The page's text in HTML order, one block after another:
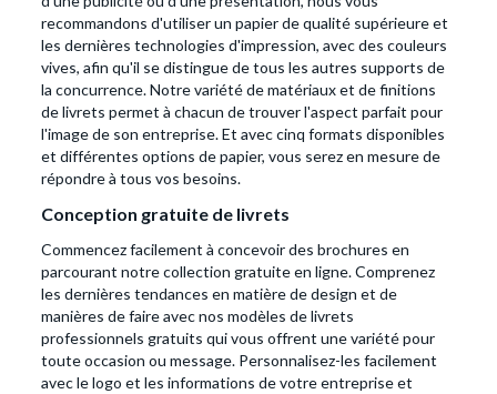
recommandons d'utiliser un papier de qualité supérieure et
les dernières technologies d'impression, avec des couleurs
vives, afin qu'il se distingue de tous les autres supports de
la concurrence. Notre variété de matériaux et de finitions
de livrets permet à chacun de trouver l'aspect parfait pour
l'image de son entreprise. Et avec cinq formats disponibles
et différentes options de papier, vous serez en mesure de
répondre à tous vos besoins.
Conception gratuite de livrets
Commencez facilement à concevoir des brochures en
parcourant notre collection gratuite en ligne. Comprenez
les dernières tendances en matière de design et de
manières de faire avec nos modèles de livrets
professionnels gratuits qui vous offrent une variété pour
toute occasion ou message. Personnalisez-les facilement
avec le logo et les informations de votre entreprise et